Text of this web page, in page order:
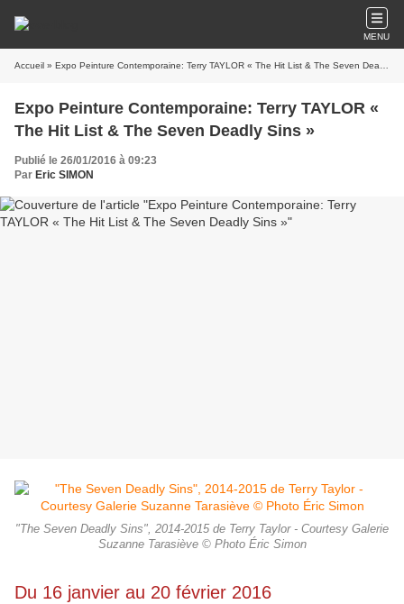
MENU
Accueil » Expo Peinture Contemporaine: Terry TAYLOR « The Hit List & The Seven Deadly Sins »
Expo Peinture Contemporaine: Terry TAYLOR «
The Hit List & The Seven Deadly Sins »
Publié le 26/01/2016 à 09:23
Par Eric SIMON
"The Seven Deadly Sins", 2014-2015 de Terry Taylor - Courtesy Galerie
Suzanne Tarasiève © Photo Éric Simon
Du 16 janvier au 20 février 2016